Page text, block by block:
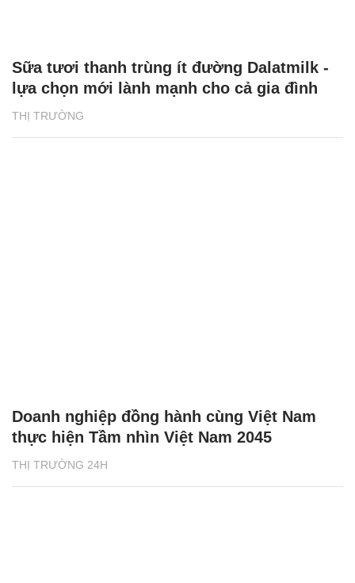
THỊ TRƯỜNG
Sữa tươi thanh trùng ít đường Dalatmilk -
lựa chọn mới lành mạnh cho cả gia đình
THỊ TRƯỜNG 24H
Doanh nghiệp đồng hành cùng Việt Nam
thực hiện Tầm nhìn Việt Nam 2045